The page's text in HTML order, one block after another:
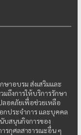
าอบรม ส่งเสริมและ
ถึงการให้บริการรักษา
ลอดภัยเพื่อช่วยเหลือ
ประจำการ และบุคคล
บสนุนกิจการของ
รกุศลสาธารณะอื่น ๆ